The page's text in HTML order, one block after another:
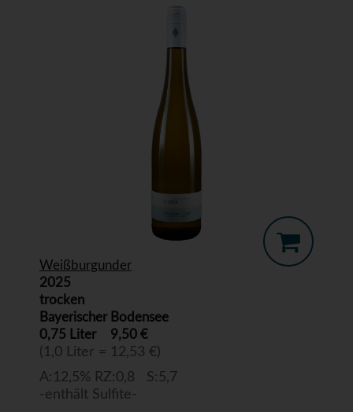
Weißburgunder
2025
trocken
Bayerischer Bodensee
0,75 Liter
9,50 €
(1,0 Liter = 12,53 €)
A:12,5% RZ:0,8 S:5,7
-enthält Sulfite-